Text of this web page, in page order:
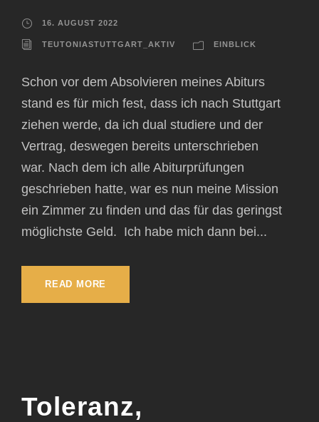
16. AUGUST 2022
TEUTONIASTUTTGART_AKTIV EINBLICK
Schon vor dem Absolvieren meines Abiturs
stand es für mich fest, dass ich nach Stuttgart
ziehen werde, da ich dual studiere und der
Vertrag, deswegen bereits unterschrieben
war. Nach dem ich alle Abiturprüfungen
geschrieben hatte, war es nun meine Mission
ein Zimmer zu finden und das für das geringst
möglichste Geld. Ich habe mich dann bei...
READ MORE
Toleranz,